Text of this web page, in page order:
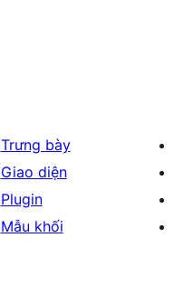
Trưng bày
Giao diện
Plugin
Mẫu khối